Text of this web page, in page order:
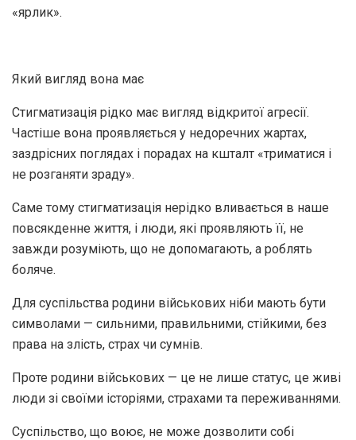
«ярлик».
Який вигляд вона має
Стигматизація рідко має вигляд відкритої агресії.
Частіше вона проявляється у недоречних жартах,
заздрісних поглядах і порадах на кшталт «триматися і
не розганяти зраду».
Саме тому стигматизація нерідко вливається в наше
повсякденне життя, і люди, які проявляють її, не
завжди розуміють, що не допомагають, а роблять
боляче.
Для суспільства родини військових ніби мають бути
символами — сильними, правильними, стійкими, без
права на злість, страх чи сумнів.
Проте родини військових — це не лише статус, це живі
люди зі своїми історіями, страхами та переживаннями.
Суспільство, що воює, не може дозволити собі